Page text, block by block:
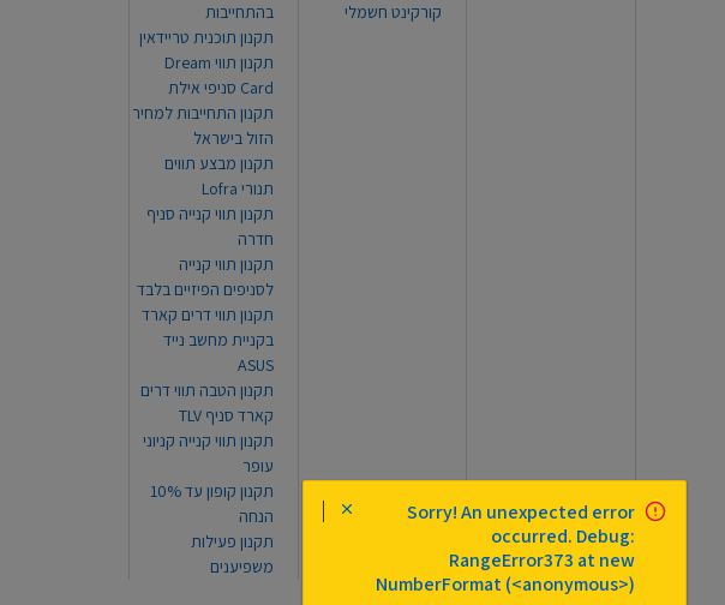
קורקינט חשמלי
בהתחייבות
תקנון תוכנית טריידאין
תקנון תווי Dream
Card סניפי אילת
תקנון התחייבות למחיר
הזול בישראל
תקנון מבצע תווים
תנורי Lofra
תקנון תווי קנייה סניף
חדרה
תקנון תווי קנייה
לסניפים הפיזיים בלבד
תקנון תווי דרים קארד
בקניית מחשב נייד
ASUS
תקנון הטבה תווי דרים
קארד סניף TLV
תקנון תווי קנייה קניוני
עופר
תקנון קופון עד 10%
הנחה
תקנון פעילות
משפיענים
Sorry! An unexpected error
occurred. Debug:
RangeError373 at new
NumberFormat (<anonymous>)